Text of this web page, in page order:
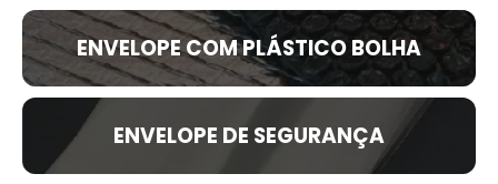
ENVELOPE COM PLÁSTICO BOLHA
ENVELOPE DE SEGURANÇA